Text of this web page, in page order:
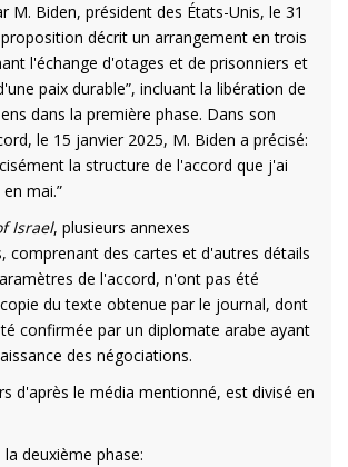
M. Biden, président des États-Unis, le 31
décrit un arrangement en trois
l'échange d'otages et de prisonniers et
paix durable”, incluant la libération de
dans la première phase. Dans son
le 15 janvier 2025, M. Biden a précisé:
la structure de l'accord que j'ai
mai.”
Israel, plusieurs annexes
comprenant des cartes et d'autres détails
de l'accord, n'ont pas été
du texte obtenue par le journal, dont
confirmée par un diplomate arabe ayant
des négociations.
d'après le média mentionné, est divisé en
deuxième phase: